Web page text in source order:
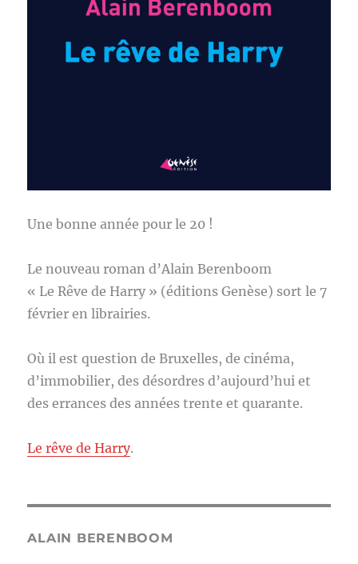
Une bonne année pour le 20 !
Le nouveau roman d’Alain Berenboom
« Le Rêve de Harry » (éditions Genèse) sort le 7
février en librairies.
Où il est question de Bruxelles, de cinéma,
d’immobilier, des désordres d’aujourd’hui et
des errances des années trente et quarante.
Le rêve de Harry.
ALAIN BERENBOOM